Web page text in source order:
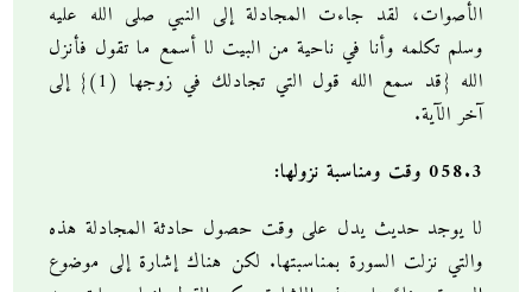
الأصوات، لقد جاءت المجادلة إلى النبي صلى الله عليه
وسلم تكلمه وأنا في ناحية من البيت لا أسمع ما تقول فأنزل
الله {قد سمع الله قول التي تجادلك في زوجها (1)} إلى
آخر الآية.
058.3 وقت ومناسبة نزولها:
لا يوجد حديث يدل على وقت حصول حادثة المجادلة هذه
والتي نزلت السورة بمناسبتها. لكن هناك إشارة إلى موضوع